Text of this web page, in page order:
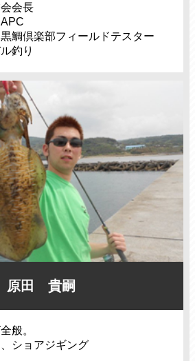
会長
鯛倶楽部フィールドテスター
釣り
原田 貴嗣
般。
ショアジギング